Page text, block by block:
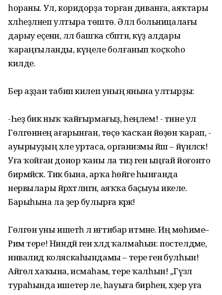
һораны. Ул, коридорҙа торған диванға, аяҡтары
хәлһеҙләнеп ултыра төштө. Әллә больницалағы
дарыу еҫенән, әллә башҡа сәбәптән, күҙ алдары
ҡараңғыланды, күңеле болғанып ҡоҫҡоһо
килде.
Бер аҙҙан табип килеп уның янына ултырҙы:
-Һеҙ бик ныҡ ҡайғырмағыҙ, һеңлем! - тине ул
Гөлгөнәнең ағарынған, төҫө ҡасҡан йөҙөнә ҡарап, -
ауырыуҙың хәле уртаса, организмы йәш – йүнәләсәк!
Уға ҡойған донор ҡаны ла тиҙ генә ыңғай йоғонто
бирмәйәсәк. Тик бына, арҡа һөйәге һынғанда
нервылары йәрәхәтләнгән, аяҡҡа баҫыуы икеле.
Барыһына ла әҙер булырға кәрәк!
Гөлгөнә уны ишетһә лә иғтибар итмәне. Иң мөһиме–
Рим тере! Ниндәй генә хәлдә ҡалмаһын: постелдәме,
инвалид коляскаһындамы – тере генә булһын!
Айгөл хаҡына, исмаһам, тере ҡалһын! ,,Гүзәл
тураһында ишетер әле, һауыға бирһен, хәҙер уға